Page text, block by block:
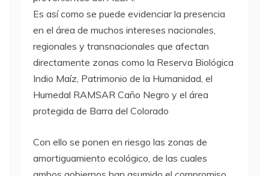
Es así como se puede evidenciar la presencia
en el área de muchos intereses nacionales,
regionales y transnacionales que afectan
directamente zonas como la Reserva Biológica
Indio Maíz, Patrimonio de la Humanidad, el
Humedal RAMSAR Caño Negro y el área
protegida de Barra del Colorado
Con ello se ponen en riesgo las zonas de
amortiguamiento ecológico, de las cuales